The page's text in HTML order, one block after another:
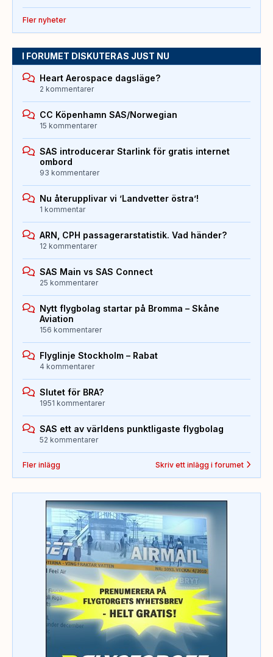
Fler nyheter
I FORUMET DISKUTERAS JUST NU
Heart Aerospace dagsläge?
2 kommentarer
CC Köpenhamn SAS/Norwegian
15 kommentarer
SAS introducerar Starlink för gratis internet
ombord
93 kommentarer
Nu återupplivar vi ’Landvetter östra’!
1 kommentar
ARN, CPH passagerarstatistik. Vad händer?
12 kommentarer
SAS Main vs SAS Connect
25 kommentarer
Nytt flygbolag startar på Bromma – Skåne
Aviation
156 kommentarer
Flyglinje Stockholm – Rabat
4 kommentarer
Slutet för BRA?
1951 kommentarer
SAS ett av världens punktligaste flygbolag
52 kommentarer
Fler inlägg Skriv ett inlägg i forumet